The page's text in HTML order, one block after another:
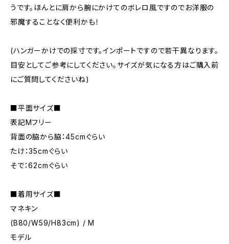
うです。ほんとに肩から腕にかけてのボレロ風ですのでお洋服の
邪魔することなく便利かも！
(ハンガーかけでの採寸です。インポートですので若干異なります。
目安としてご参考にしてください。サイズが気になる方はご購入前
にご質問してくださいね)
■平面サイズ■
表記Mフリー
背面の脇から脇：45cmぐらい
たけ：35cmぐらい
そで：62cmぐらい
■着用サイズ■
マネキン
(B80/W59/H83cm) / M
モデル